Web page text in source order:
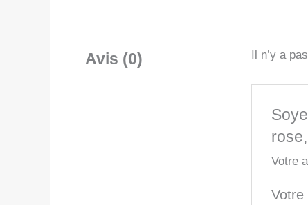
Avis (0) Il n’y a
Votre